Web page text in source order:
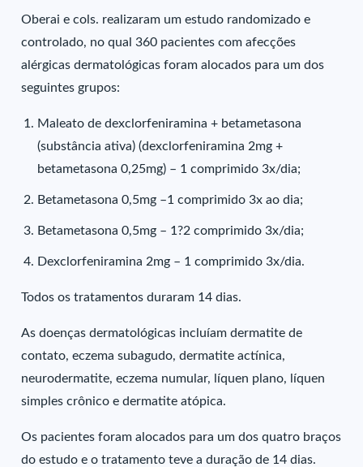
Oberai e cols. realizaram um estudo randomizado e
controlado, no qual 360 pacientes com afecções
alérgicas dermatológicas foram alocados para um dos
seguintes grupos:
Maleato de dexclorfeniramina + betametasona
(substância ativa) (dexclorfeniramina 2mg +
betametasona 0,25mg) – 1 comprimido 3x/dia;
Betametasona 0,5mg –1 comprimido 3x ao dia;
Betametasona 0,5mg – 1?2 comprimido 3x/dia;
Dexclorfeniramina 2mg – 1 comprimido 3x/dia.
Todos os tratamentos duraram 14 dias.
As doenças dermatológicas incluíam dermatite de
contato, eczema subagudo, dermatite actínica,
neurodermatite, eczema numular, líquen plano, líquen
simples crônico e dermatite atópica.
Os pacientes foram alocados para um dos quatro braços
do estudo e o tratamento teve a duração de 14 dias.